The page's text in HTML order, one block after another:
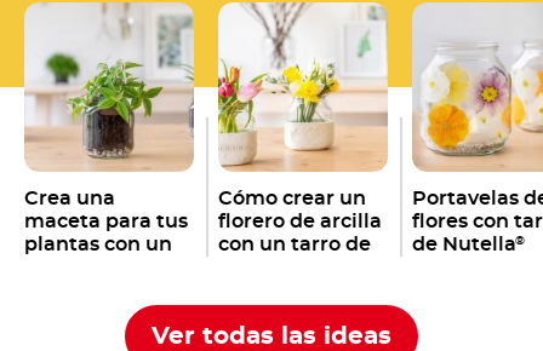
Crea una
maceta para tus
plantas con un
Cómo crear un
florero de arcilla
con un tarro de
Portavelas
flores con
de Nutella®
Ver todas las ideas